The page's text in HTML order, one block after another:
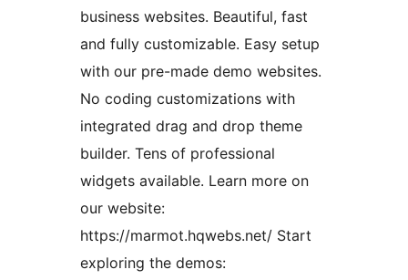
business websites. Beautiful, fast
and fully customizable. Easy setup
with our pre-made demo websites.
No coding customizations with
integrated drag and drop theme
builder. Tens of professional
widgets available. Learn more on
our website:
https://marmot.hqwebs.net/ Start
exploring the demos: